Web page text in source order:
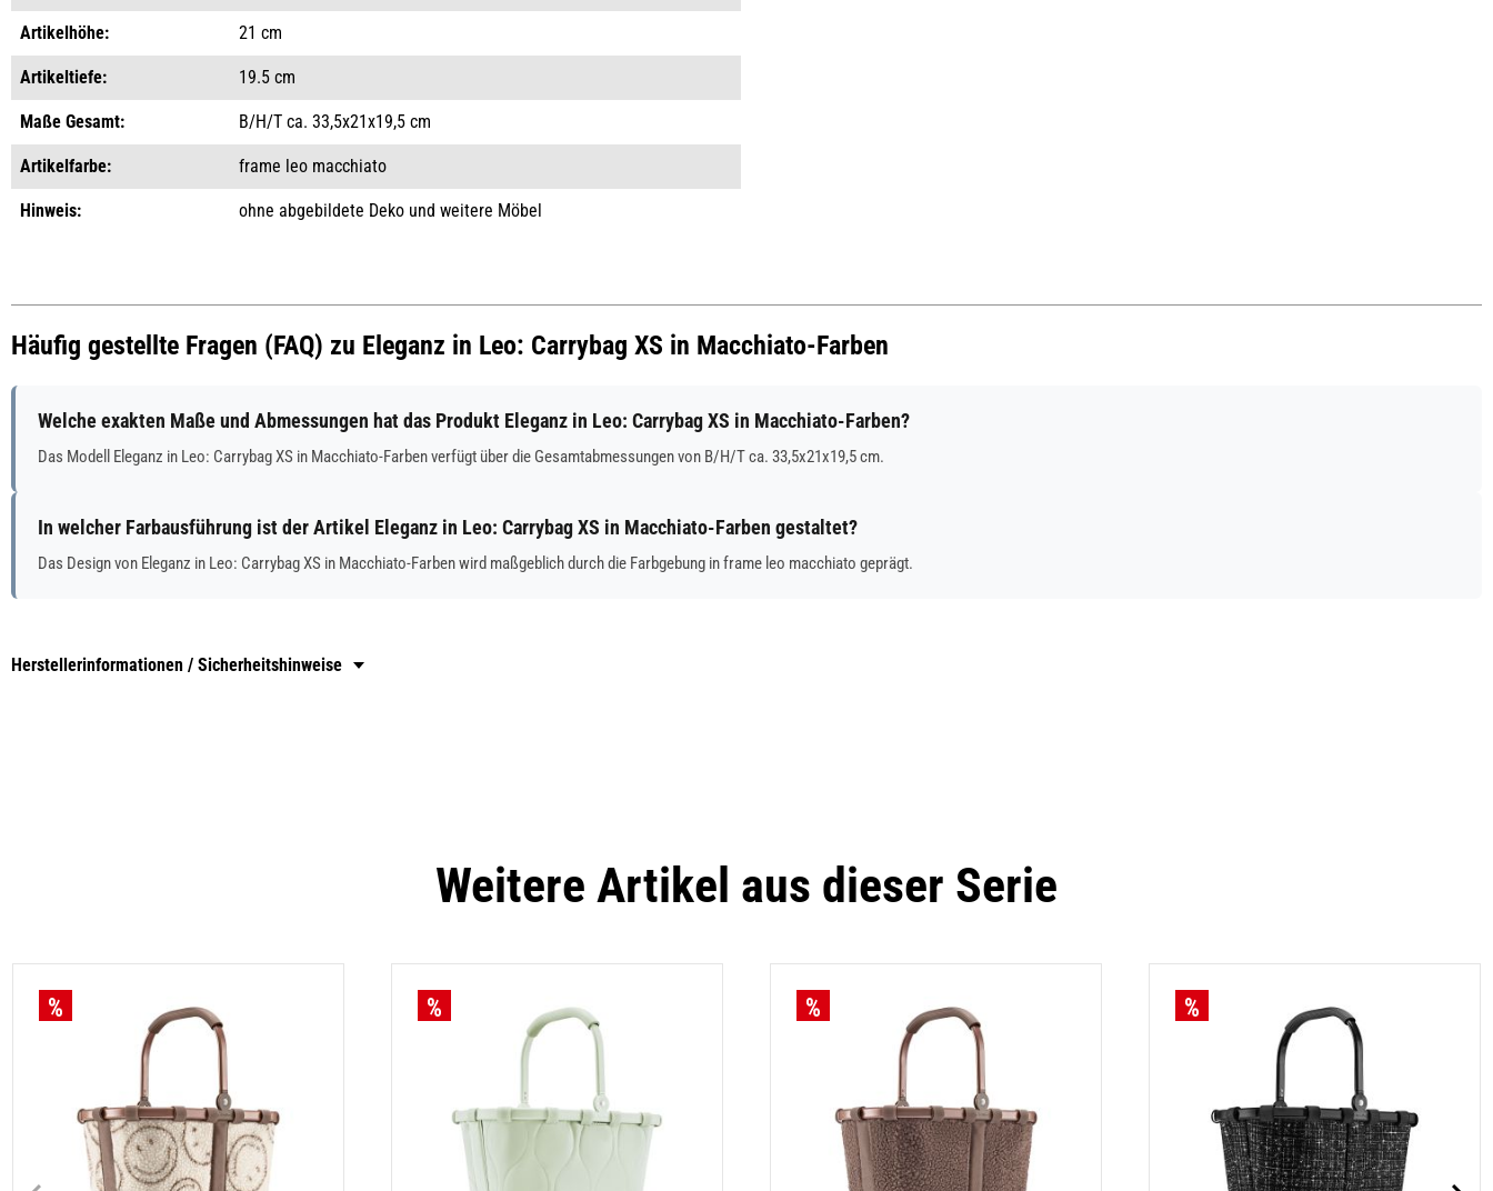
Artikelhöhe: 21 cm
Artikeltiefe: 19.5 cm
Maße Gesamt: B/H/T ca. 33,5x21x19,5 cm
Artikelfarbe: frame leo macchiato
Hinweis: ohne abgebildete Deko und weitere Möbel
Häufig gestellte Fragen (FAQ) zu Eleganz in Leo: Carrybag XS in Macchiato-Farben
Welche exakten Maße und Abmessungen hat das Produkt Eleganz in Leo: Carrybag XS in Macchiato-Farben?
Das Modell Eleganz in Leo: Carrybag XS in Macchiato-Farben verfügt über die Gesamtabmessungen von B/H/T ca. 33,5x21x19,5 cm.
In welcher Farbausführung ist der Artikel Eleganz in Leo: Carrybag XS in Macchiato-Farben gestaltet?
Das Design von Eleganz in Leo: Carrybag XS in Macchiato-Farben wird maßgeblich durch die Farbgebung in frame leo macchiato geprägt.
Herstellerinformationen / Sicherheitshinweise
Weitere Artikel aus dieser Serie